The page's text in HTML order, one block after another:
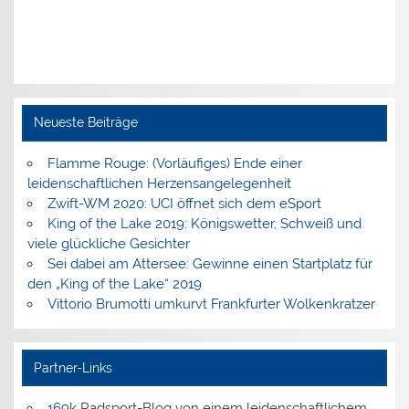
Neueste Beiträge
Flamme Rouge: (Vorläufiges) Ende einer
leidenschaftlichen Herzensangelegenheit
Zwift-WM 2020: UCI öffnet sich dem eSport
King of the Lake 2019: Königswetter, Schweiß und
viele glückliche Gesichter
Sei dabei am Attersee: Gewinne einen Startplatz für
den „King of the Lake“ 2019
Vittorio Brumotti umkurvt Frankfurter Wolkenkratzer
Partner-Links